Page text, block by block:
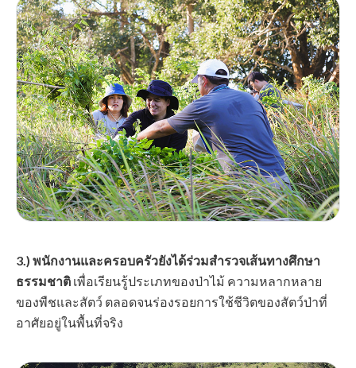
3.) พนักงานและครอบครัวยังได้ร่วมสำรวจเส้นทางศึกษา
ธรรมชาติ เพื่อเรียนรู้ประเภทของป่าไม้ ความหลากหลาย
ของพืชและสัตว์ ตลอดจนร่องรอยการใช้ชีวิตของสัตว์ป่าที่
อาศัยอยู่ในพื้นที่จริง